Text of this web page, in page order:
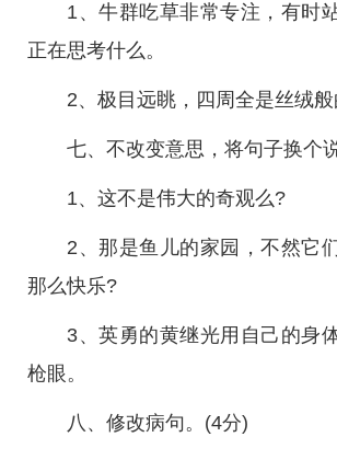
1、牛群吃草非常专注，有时
正在思考什么。
2、极目远眺，四周全是丝绒般
七、不改变意思，将句子换个
1、这不是伟大的奇观么?
2、那是鱼儿的家园，不然它
那么快乐?
3、英勇的黄继光用自己的身
枪眼。
八、修改病句。(4分)